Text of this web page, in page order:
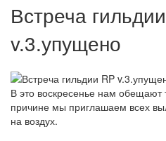
Встреча
v.3.упущено
В это воскресенье нам обещают
причине мы приглашаем всех
на воздух.